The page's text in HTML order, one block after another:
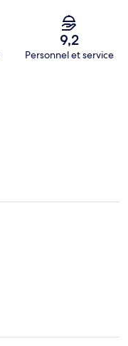
9,2
Personnel et service